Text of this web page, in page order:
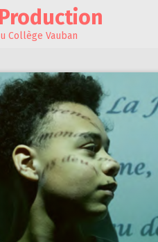
Collège Vauban